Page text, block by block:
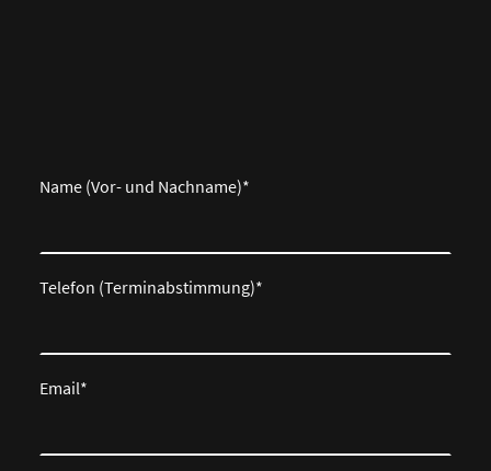
Name (Vor- und Nachname)*
Telefon (Terminabstimmung)*
Email*